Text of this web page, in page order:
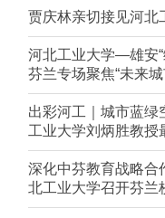
贾庆林亲切接见河北
河北工业大学—雄安
芬兰专场聚焦“未来
出彩河工｜城市蓝
工业大学刘炳胜教授
深化中芬教育战略合
北工业大学召开芬兰